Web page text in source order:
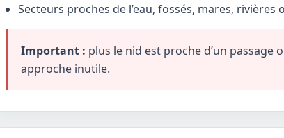
Secteurs proches de l’eau, fossés, mares, rivières
Important : plus le nid est proche d’un
approche inutile.